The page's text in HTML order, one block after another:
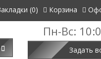
(0) Корзина
Пн-Вс:
Задать